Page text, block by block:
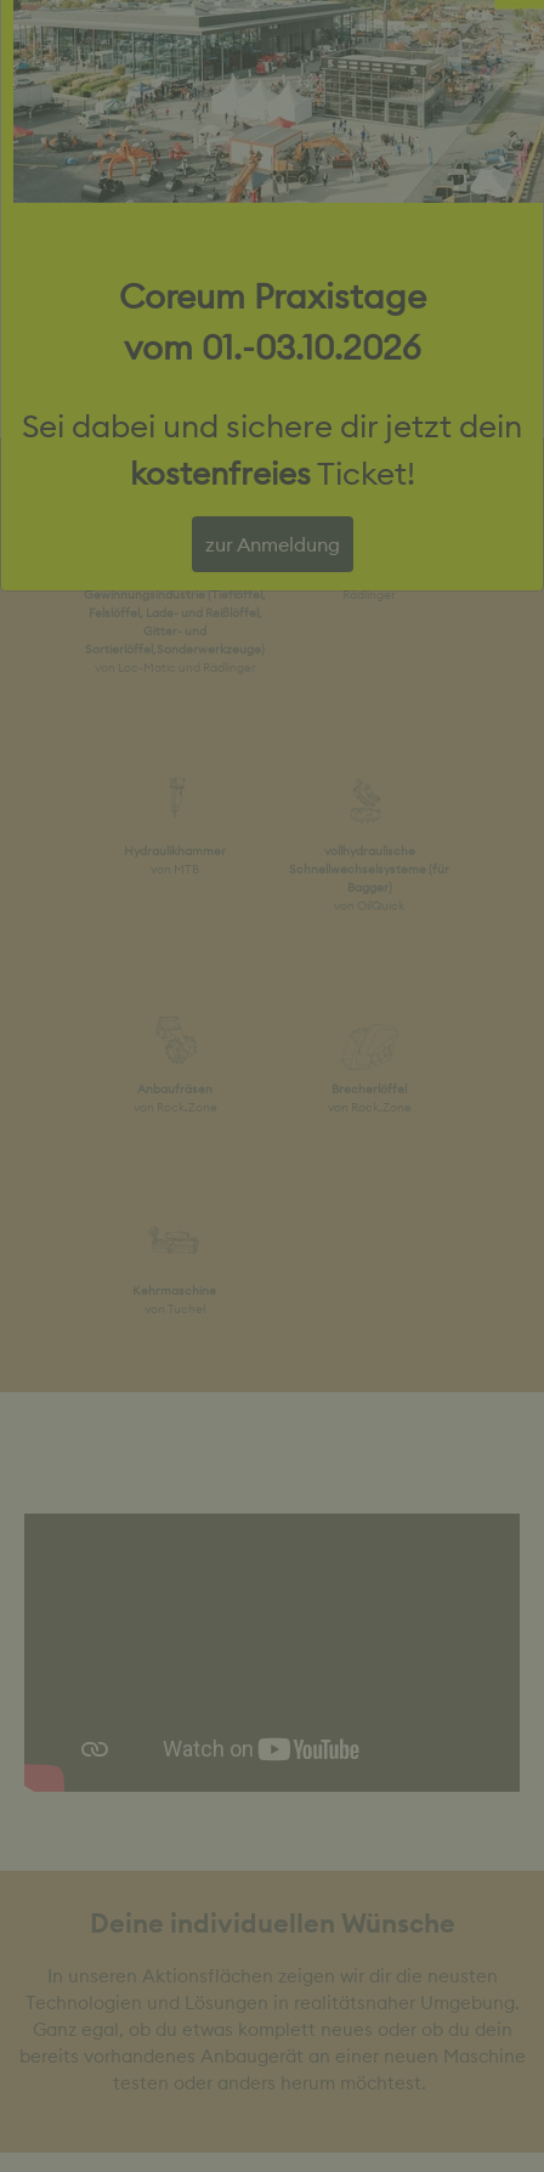
Maschinen zu bedienen sind. Teste hier auch
Bindemittel zur Staubbindung.
Diese Produkte findest du in der
Aktionsfläche
Anbauwerkzeuge für
Gewinnungsindustrie (Tieflöffel,
Felslöffel, Lade- und Reißlöffel,
Gitter- und
Sortierlöffel,Sonderwerkzeuge)
von Loc-Matic und Rädlinger
Felsschaufel, Klappschaufel
Rädlinger
Hydraulikhammer
von MTB
vollhydraulische
Schnellwechselsysteme (für
Bagger)
von OilQuick
Anbaufräsen
von Rock.Zone
Brecherlöffel
von Rock.Zone
Kehrmaschine
von Tuchel
Deine individuellen Wünsche
In unseren Aktionsflächen zeigen wir dir die neusten
Technologien und Lösungen in realitätsnaher Umgebung.
Ganz egal, ob du etwas komplett neues oder ob du dein
bereits vorhandenes Anbaugerät an einer neuen Maschine
testen oder anders herum möchtest.
Coreum Praxistage
vom 01.-03.10.2026
Sei dabei und sichere dir jetzt dein
kostenfreiesTicket!
zur Anmeldung